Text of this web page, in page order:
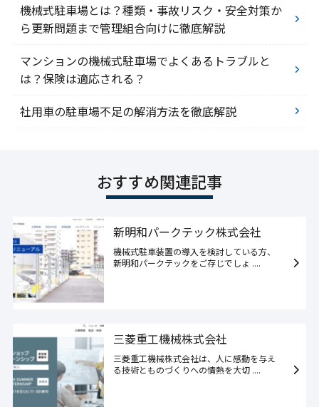
機械式駐車場とは？種類・事故リスク・安全対策か
ら更新問題まで管理組合向けに徹底解説
マンションの機械式駐車場でよくあるトラブルと
は？保険は適応される？
社用車の駐車場不足の解消方法を徹底解説
おすすめ関連記事
新明和パークテック株式会社
機械式駐車装置の導入を検討している方、
新明和パークテックをご存じでしょ ....
三菱重工機械株式会社
三菱重工機械株式会社は、人に感動を与え
る技術とものづくりへの情熱を大切 ....